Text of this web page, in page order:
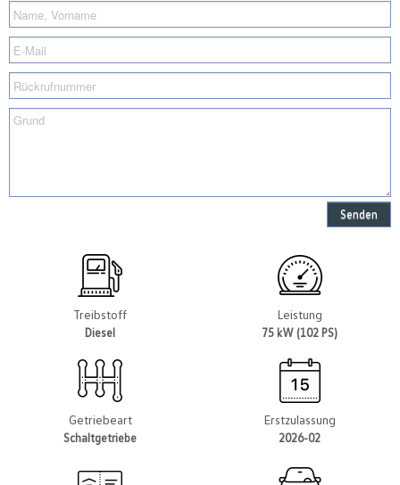
Senden
Treibstoff
Diesel
Leistung
75 kW (102 PS)
Getriebeart
Schaltgetriebe
Erstzulassung
2026-02